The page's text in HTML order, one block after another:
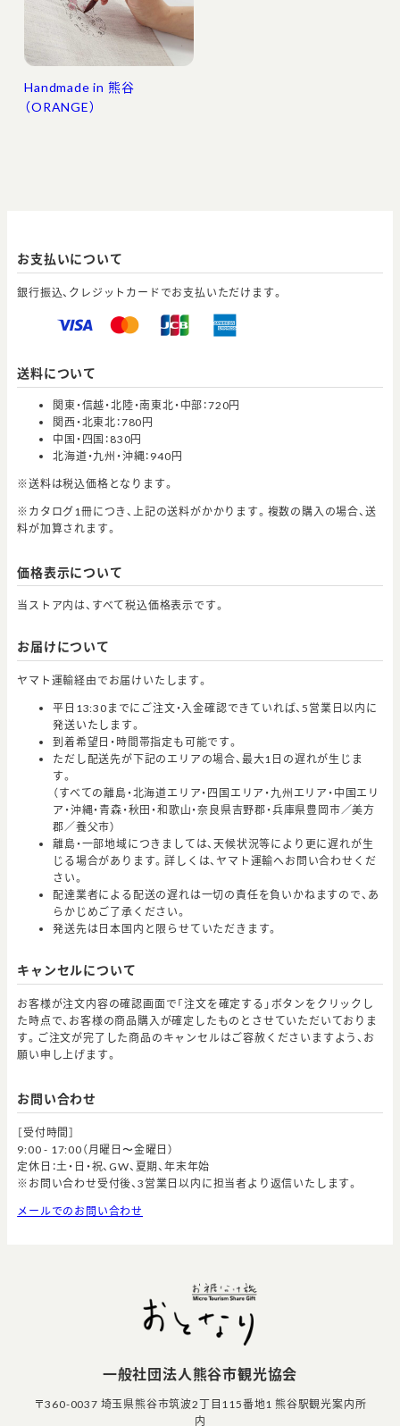
Handmade in 熊谷
（ORANGE）
お支払いについて
銀行振込、クレジットカードでお支払いただけます。
送料について
関東・信越・北陸・南東北・中部：720円
関西・北東北：780円
中国・四国：830円
北海道・九州・沖縄：940円
※送料は税込価格となります。
※カタログ1冊につき、上記の送料がかかります。複数の購入の場合、送
料が加算されます。
価格表示について
当ストア内は、すべて税込価格表示です。
お届けについて
ヤマト運輸経由でお届けいたします。
平日13:30までにご注文・入金確認できていれば、5営業日以内に
発送いたします。
到着希望日・時間帯指定も可能です。
ただし配送先が下記のエリアの場合、最大1日の遅れが生じま
す。
（すべての離島・北海道エリア・四国エリア・九州エリア・中国エリ
ア・沖縄・青森・秋田・和歌山・奈良県吉野郡・兵庫県豊岡市／美方
郡／養父市）
離島・一部地域につきましては、天候状況等により更に遅れが生
じる場合があります。詳しくは、ヤマト運輸へお問い合わせくだ
さい。
配達業者による配送の遅れは一切の責任を負いかねますので、あ
らかじめご了承ください。
発送先は日本国内と限らせていただきます。
キャンセルについて
お客様が注文内容の確認画面で「注文を確定する」ボタンをクリックし
た時点で、お客様の商品購入が確定したものとさせていただいておりま
す。ご注文が完了した商品のキャンセルはご容赦くださいますよう、お
願い申し上げます。
お問い合わせ
［受付時間］
9:00 - 17:00（月曜日〜金曜日）
定休日：土・日・祝、GW、夏期、年末年始
※お問い合わせ受付後、3営業日以内に担当者より返信いたします。
メールでのお問い合わせ
一般社団法人熊谷市観光協会
〒360-0037 埼玉県熊谷市筑波2丁目115番地1 熊谷駅観光案内所
内